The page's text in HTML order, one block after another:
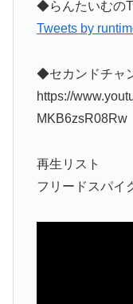
◆らんたいむの
Tweets by
◆セカンドチャ
https://
MKB6zsR08Rw
再生リスト
フリードスパイ